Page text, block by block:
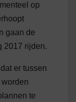
op
gaan de
2017 rijden.
er tussen
te